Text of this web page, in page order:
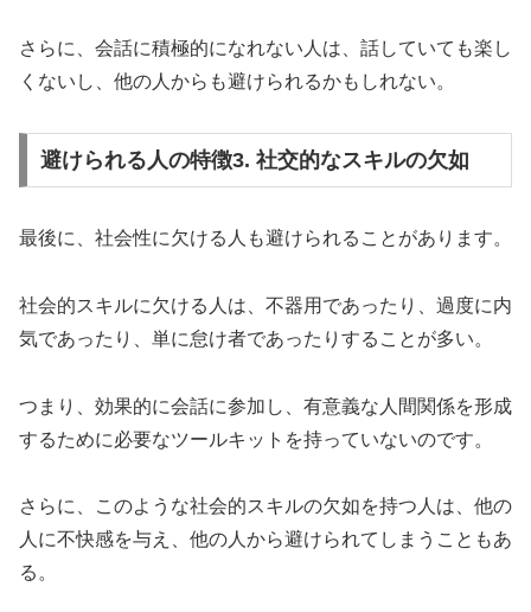
さらに、会話に積極的になれない人は、話していても楽し
くないし、他の人からも避けられるかもしれない。
避けられる人の特徴3. 社交的なスキルの欠如
最後に、社会性に欠ける人も避けられることがあります。
社会的スキルに欠ける人は、不器用であったり、過度に内
気であったり、単に怠け者であったりすることが多い。
つまり、効果的に会話に参加し、有意義な人間関係を形成
するために必要なツールキットを持っていないのです。
さらに、このような社会的スキルの欠如を持つ人は、他の
人に不快感を与え、他の人から避けられてしまうこともあ
る。